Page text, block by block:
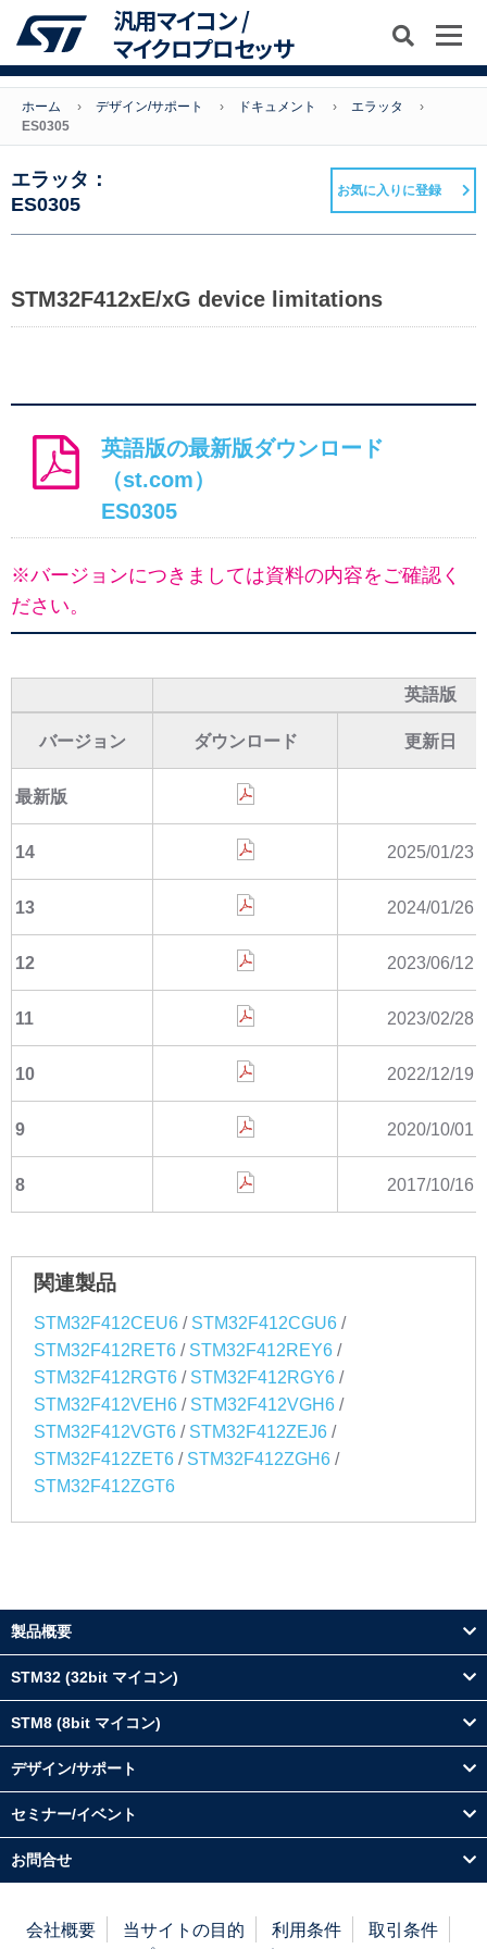
汎用マイコン /
マイクロプロセッサ
ホーム デザイン/サポート ドキュメント
エラッタ
ES0305
エラッタ：
ES0305
お気に入りに登録
STM32F412xE/xG device limitations
英語版の最新版ダウンロード
（st.com）
ES0305
※バージョンにつきましては資料の内容をご確認く
ださい。
英語版
バージョン ダウンロード 更新日
最新版
14 2025/01/23
13 2024/01/26
12 2023/06/12
11 2023/02/28
10 2022/12/19
9 2020/10/01
8 2017/10/16
関連製品
STM32F412CEU6 / STM32F412CGU6 /
STM32F412RET6 / STM32F412REY6 /
STM32F412RGT6 / STM32F412RGY6 /
STM32F412VEH6 / STM32F412VGH6 /
STM32F412VGT6 / STM32F412ZEJ6 /
STM32F412ZET6 / STM32F412ZGH6 /
STM32F412ZGT6
製品概要
STM32 (32bit マイコン)
STM8 (8bit マイコン)
デザイン/サポート
セミナー/イベント
お問合せ
会社概要 当サイトの目的 利用条件
取引条件